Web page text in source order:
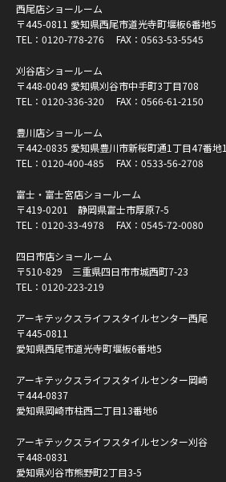
西尾店ショールーム
〒445-0811 愛知県西尾市道光寺町堰板6番地5
TEL： 0120-778-276 FAX：0563-53-5545
刈谷店ショールーム
〒448-0049 愛知県刈谷市中手町3丁目708
TEL： 0120-336-320 FAX：0566-61-2150
豊川店ショールーム
〒442-0835 愛知県豊川市新桜町通1丁目47番地1
TEL： 0120-400-485 FAX：0533-56-2708
富士・富士宮店ショールーム
〒419-0201 静岡県富士市厚原7-5
TEL： 0120-33-4978 FAX：0545-72-0080
四日市店ショールーム
〒510-829 三重県四日市市城西町7-23
TEL： 0120-223-219
アーキテックスライフスタイルセンター西尾
〒445-0811
愛知県西尾市道光寺町堰板6番地5
アーキテックスライフスタイルセンター岡崎
〒444-0837
愛知県岡崎市柱西二丁目13番地6
アーキテックスライフスタイルセンター刈谷
〒448-0831
愛知県刈谷市熊野町2丁目3-5